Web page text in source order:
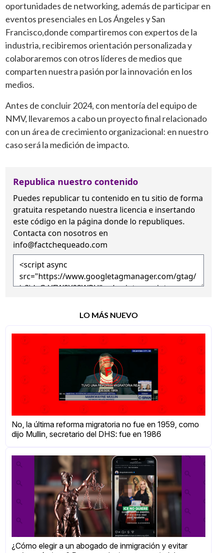
oportunidades de networking, además de participar en
eventos presenciales en Los Ángeles y San
Francisco,donde compartiremos con expertos de la
industria, recibiremos orientación personalizada y
colaboraremos con otros líderes de medios que
comparten nuestra pasión por la innovación en los
medios.
Antes de concluir 2024, con mentoría del equipo de
NMV, llevaremos a cabo un proyecto final relacionado
con un área de crecimiento organizacional: en nuestro
caso será la medición de impacto.
Republica nuestro contenido
Puedes republicar tu contenido en tu sitio de forma
gratuita respetando nuestra licencia e insertando
este código en la página donde lo republiques.
Contacta con nosotros en
info@factchequeado.com
LO MÁS NUEVO
No, la última reforma migratoria no fue en 1959, como
dijo Mullin, secretario del DHS: fue en 1986
¿Cómo elegir a un abogado de inmigración y evitar